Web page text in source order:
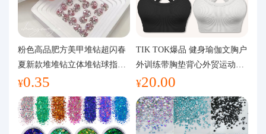
粉色高品肥方美甲堆钻超闪春
夏新款堆堆钻立体堆钻球指甲
装饰品
¥0.35
TIK TOK爆品 健身瑜伽文胸户
外训练带胸垫背心外贸运动瑜
伽服女
¥20.00